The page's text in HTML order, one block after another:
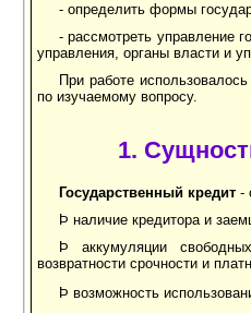
- определить формы
- рассмотреть управление
управления, органы власти и
При работе
по изучаемому вопросу.
1.
Государственный кредит -
Þ наличие кредитора и
Þ аккумуляции
возвратности срочности и
Þ возможность